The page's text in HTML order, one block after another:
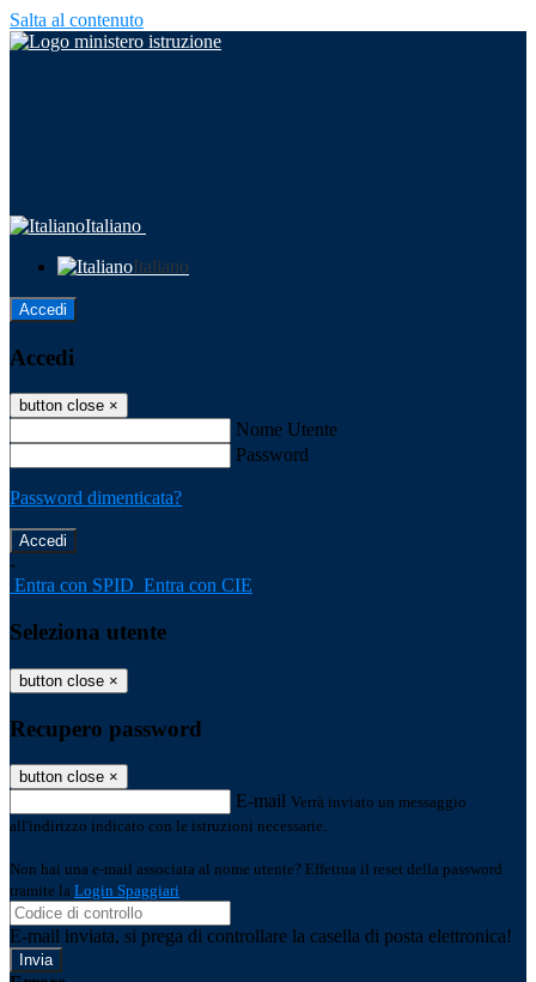
Salta al contenuto
Italiano
Italiano
Accedi
Accedi
button close ×
Nome Utente
Password
Password dimenticata?
-
Entra con SPID Entra con CIE
Seleziona utente
button close ×
Recupero password
button close ×
E-mail Verrà inviato un messaggio
all'indirizzo indicato con le istruzioni necessarie.
Non hai una e-mail associata al nome utente? Effettua il reset della password
tramite la Login Spaggiari
E-mail inviata, si prega di controllare la casella di posta elettronica!